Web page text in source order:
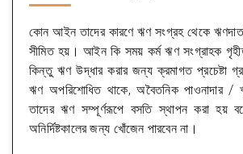
কোন আইন তাদের কারণে ঋণ সংগ্রহ থেকে
সীমিত হয়। আইন কি সময় কর্ম ঋণ সংগ্রাহক
কিন্তু ঋণ উদ্ধার করার জন্য ক্রমাগত প্রচেষ্টা
ঋণ অপরিশোধিত থাকে, অবৈতনিক পাওনাদার /
তাদের ঋণ সম্পূর্ণরূপে বসতি স্থাপন করা হয়
অনির্দিষ্টকালের জন্য খোঁজেন পারবেন না।